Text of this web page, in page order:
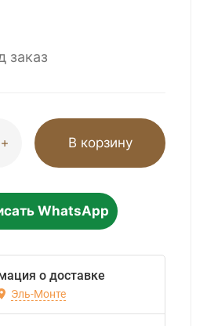
заказ
В корзину
WhatsApp
о доставке
Эль-Монте